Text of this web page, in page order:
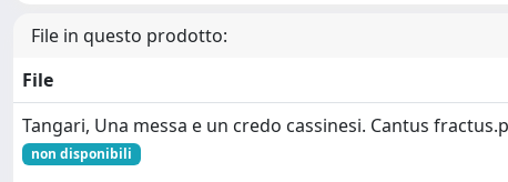
File in questo prodotto:
File
Tangari, Una messa e un credo cassinesi. Cantus
non disponibili